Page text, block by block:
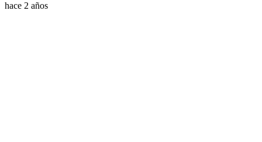
hace 2 años